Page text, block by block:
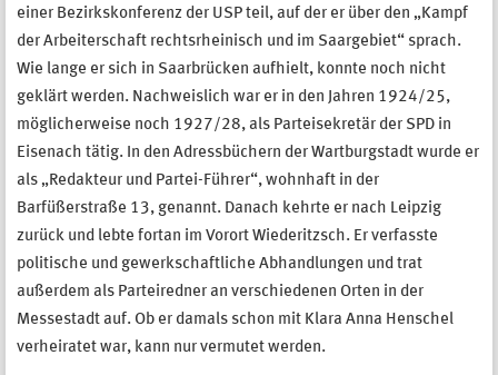
einer Bezirkskonferenz der USP teil, auf der er über den „Kampf
der Arbeiterschaft rechtsrheinisch und im Saargebiet“ sprach.
Wie lange er sich in Saarbrücken aufhielt, konnte noch nicht
geklärt werden. Nachweislich war er in den Jahren 1924/25,
möglicherweise noch 1927/28, als Parteisekretär der SPD in
Eisenach tätig. In den Adressbüchern der Wartburgstadt wurde er
als „Redakteur und Partei-Führer“, wohnhaft in der
Barfüßerstraße 13, genannt. Danach kehrte er nach Leipzig
zurück und lebte fortan im Vorort Wiederitzsch. Er verfasste
politische und gewerkschaftliche Abhandlungen und trat
außerdem als Parteiredner an verschiedenen Orten in der
Messestadt auf. Ob er damals schon mit Klara Anna Henschel
verheiratet war, kann nur vermutet werden.